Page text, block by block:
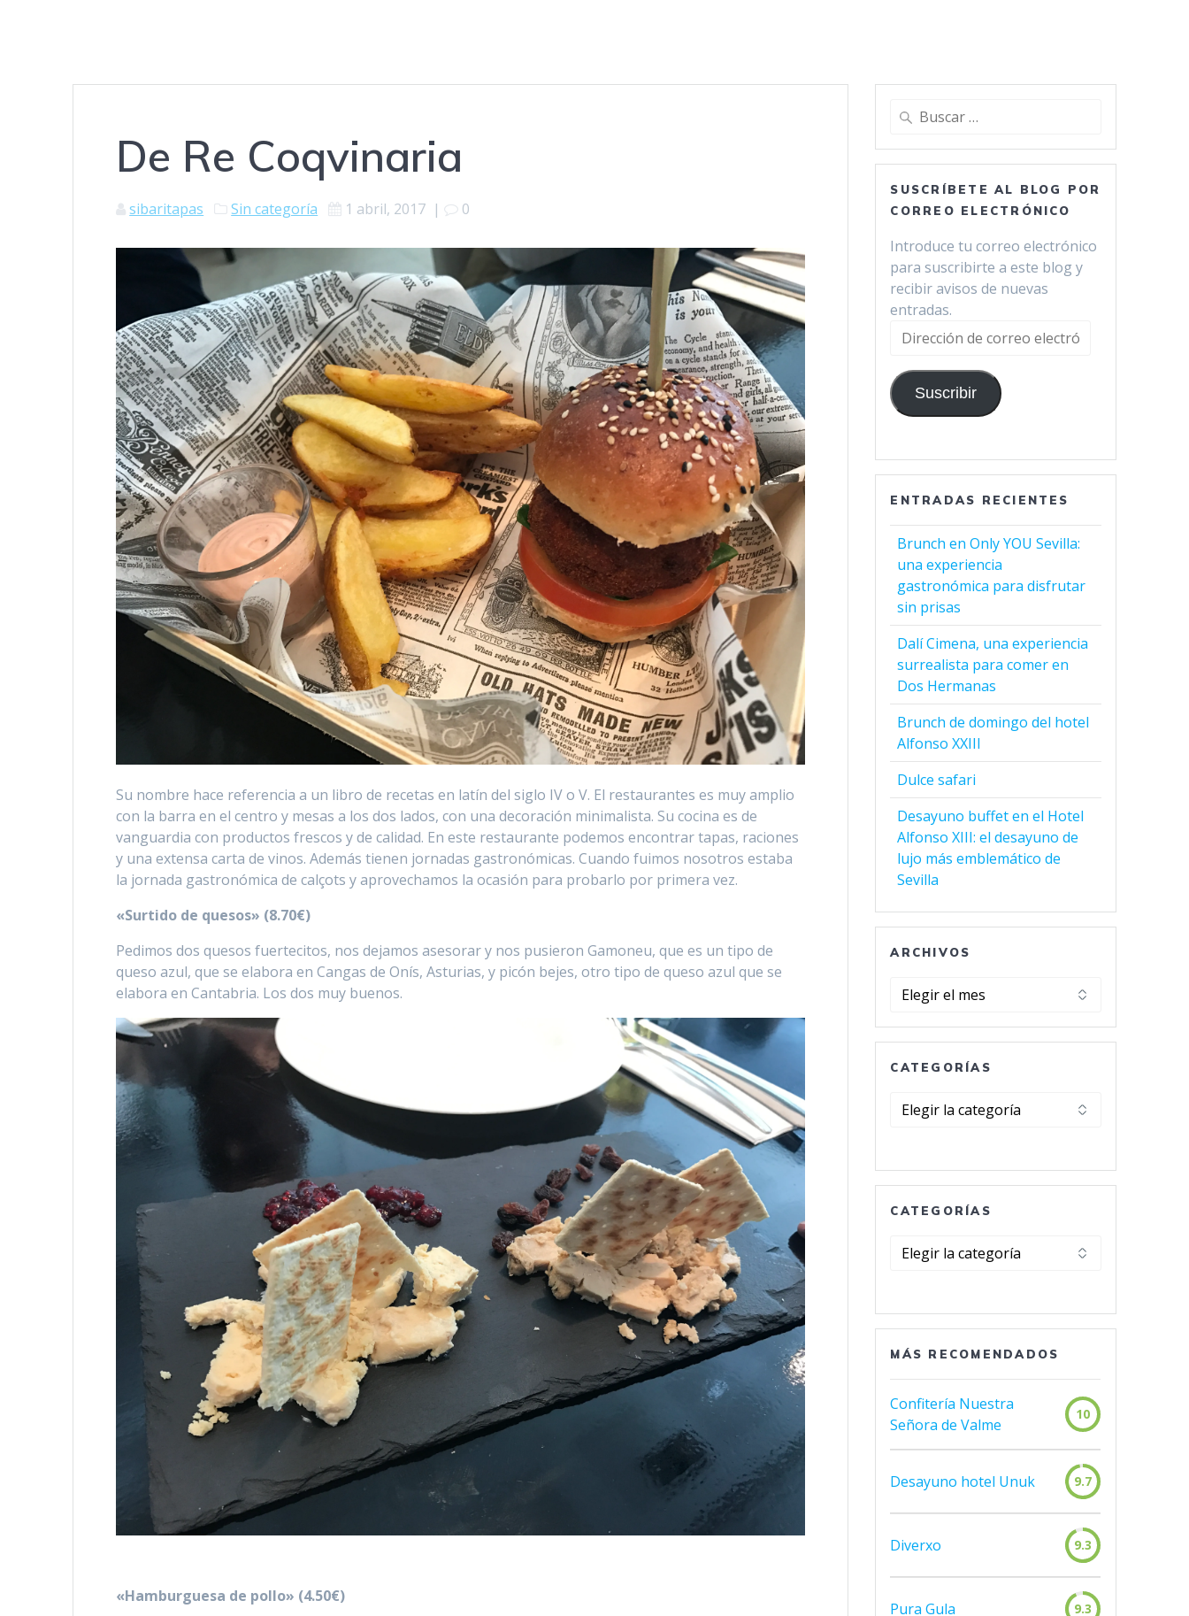
De Re Coqvinaria
sibaritapas Sin categoría 1 abril, 2017 | 0
Su nombre hace referencia a un libro de recetas en latín del siglo IV o V. El restaurantes es muy amplio
con la barra en el centro y mesas a los dos lados, con una decoración minimalista. Su cocina es de
vanguardia con productos frescos y de calidad. En este restaurante podemos encontrar tapas, raciones
y una extensa carta de vinos. Además tienen jornadas gastronómicas. Cuando fuimos nosotros estaba
la jornada gastronómica de calçots y aprovechamos la ocasión para probarlo por primera vez.
«Surtido de quesos» (8.70€)
Pedimos dos quesos fuertecitos, nos dejamos asesorar y nos pusieron Gamoneu, que es un tipo de
queso azul, que se elabora en Cangas de Onís, Asturias, y picón bejes, otro tipo de queso azul que se
elabora en Cantabria. Los dos muy buenos.
«Hamburguesa de pollo» (4.50€)
Buscar:
SUSCRÍBETE AL BLOG POR
CORREO ELECTRÓNICO
Introduce tu correo electrónico
para suscribirte a este blog y
recibir avisos de nuevas
entradas.
Dirección
correo
electrónico
Suscribir
ENTRADAS RECIENTES
Brunch en Only YOU Sevilla:
una experiencia
gastronómica para disfrutar
sin prisas
Dalí Cimena, una experiencia
surrealista para comer en
Dos Hermanas
Brunch de domingo del hotel
Alfonso XXIII
Dulce safari
Desayuno buffet en el Hotel
Alfonso XIII: el desayuno de
lujo más emblemático de
Sevilla
ARCHIVOS
Archivos
CATEGORÍAS
Categorías
CATEGORÍAS
Categorías
MÁS RECOMENDADOS
Confitería Nuestra
Señora de Valme
10
Desayuno hotel Unuk 9.7
Diverxo 9.3
Pura Gula 9.3